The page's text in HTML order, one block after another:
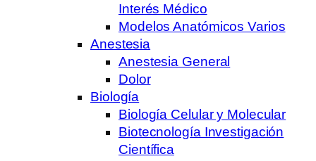
Interés Médico
Modelos Anatómicos Varios
Anestesia
Anestesia General
Dolor
Biología
Biología Celular y Molecular
Biotecnología Investigación
Científica